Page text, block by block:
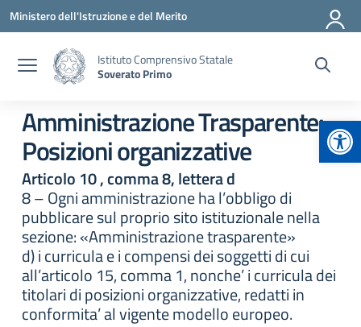
Vai ai contenuti
Vai al menu di navigazione
Vai al footer
Ministero dell'Istruzione e del Merito
Istituto Comprensivo Statale
Soverato Primo
Amministrazione Trasparente:
Posizioni organizzative
Articolo 10 , comma 8, lettera d
8 – Ogni amministrazione ha l’obbligo di
pubblicare sul proprio sito istituzionale nella
sezione: «Amministrazione trasparente»
d) i curricula e i compensi dei soggetti di cui
all’articolo 15, comma 1, nonche’ i curricula dei
titolari di posizioni organizzative, redatti in
conformita’ al vigente modello europeo.